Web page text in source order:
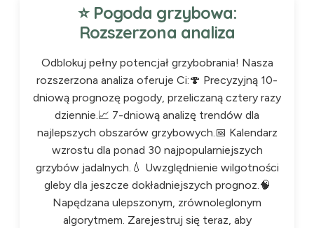
⭐ Pogoda grzybowa:
Rozszerzona analiza
Odblokuj pełny potencjał grzybobrania! Nasza
rozszerzona analiza oferuje Ci:🍄 Precyzyjną 10-
dniową prognozę pogody, przeliczaną cztery razy
dziennie.📈 7-dniową analizę trendów dla
najlepszych obszarów grzybowych.📅 Kalendarz
wzrostu dla ponad 30 najpopularniejszych
grzybów jadalnych.💧 Uwzględnienie wilgotności
gleby dla jeszcze dokładniejszych prognoz.🧠
Napędzana ulepszonym, zrównoleglonym
algorytmem. Zarejestruj się teraz, aby